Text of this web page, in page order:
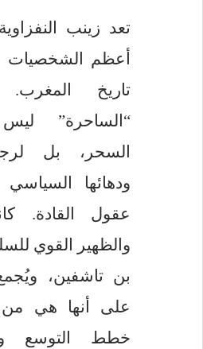
تعد زينب
أعظم الشخصيات
تاريخ
“الساحرة”
السحر، بل
ودهائها
عقول القادة.
والظهير القوي
بن تاشفين،
على أنها هي
خطط التوسع